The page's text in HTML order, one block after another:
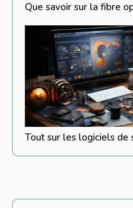
Que savoir sur la fibre
Tout sur les logiciels de